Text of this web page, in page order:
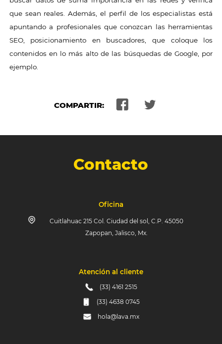
que sean reales. Además, el perfil de los especialistas está
apuntando a profesionales que conozcan las herramientas
SEO, posicionamiento en buscadores, que coloque los
contenidos en lo más alto de las búsquedas de Google, por
ejemplo.
COMPARTIR:
Contacto
Oficina
Cuitlahuac 215 Col. Ciudad del sol, C.P. 45050
Zapopan, Jalisco, Mx.
Atención al cliente
(33) 4161 2515
(33) 4638 0745
hola@lava.mx